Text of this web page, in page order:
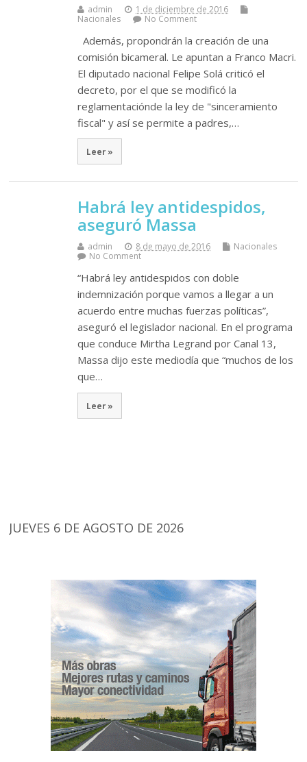
admin
1 de diciembre de 2016
Nacionales
No Comment
Además, propondrán la creación de una
comisión bicameral. Le apuntan a Franco Macri.
El diputado nacional Felipe Solá criticó el
decreto, por el que se modificó la
reglamentaciónde la ley de "sinceramiento
fiscal" y así se permite a padres,…
Leer »
Habrá ley antidespidos,
aseguró Massa
admin 8 de mayo de 2016
Nacionales
No Comment
“Habrá ley antidespidos con doble
indemnización porque vamos a llegar a un
acuerdo entre muchas fuerzas políticas”,
aseguró el legislador nacional. En el programa
que conduce Mirtha Legrand por Canal 13,
Massa dijo este mediodía que “muchos de los
que…
Leer »
JUEVES 6 DE AGOSTO DE 2026